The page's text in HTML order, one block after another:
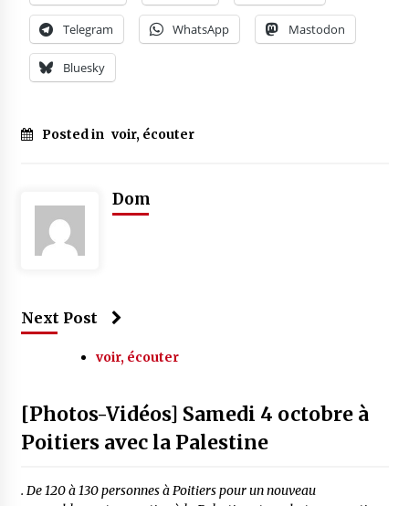
Telegram WhatsApp Mastodon
Bluesky
Posted in voir, écouter
Dom
Next Post
voir, écouter
[Photos-Vidéos] Samedi 4 octobre à
Poitiers avec la Palestine
. De 120 à 130 personnes à Poitiers pour un nouveau